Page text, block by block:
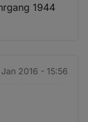
1944
2016 - 15:56